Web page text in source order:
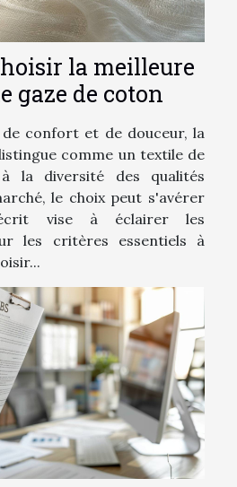
la meilleure
gaze de coton
confort et de douceur, la
comme un textile de
la diversité des qualités
le choix peut s'avérer
vise à éclairer les
les critères essentiels à